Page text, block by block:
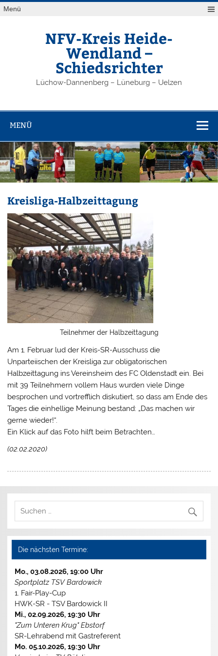
Zum
Inhalt
Menü
NFV-Kreis Heide-
Wendland –
Schiedsrichter
Lüchow-Dannenberg – Lüneburg – Uelzen
MENÜ
Kreisliga-Halbzeittagung
Teilnehmer der Halbzeittagung
Am 1. Februar lud der Kreis-SR-Ausschuss die
Unparteiischen der Kreisliga zur obligatorischen
Halbzeittagung ins Vereinsheim des FC Oldenstadt ein. Bei
mit 39 Teilnehmern vollem Haus wurden viele Dinge
besprochen und vortrefflich diskutiert, so dass am Ende des
Tages die einhellige Meinung bestand: „Das machen wir
gerne wieder!“.
Ein Klick auf das Foto hilft beim Betrachten…
(02.02.2020)
Die nächsten Termine:
Mo., 03.08.2026, 19:00 Uhr
Sportplatz TSV Bardowick
1. Fair-Play-Cup
HWK-SR - TSV Bardowick II
Mi., 02.09.2026, 19:30 Uhr
"Zum Unteren Krug" Ebstorf
SR-Lehrabend mit Gastreferent
Mo. 05.10.2026, 19:30 Uhr